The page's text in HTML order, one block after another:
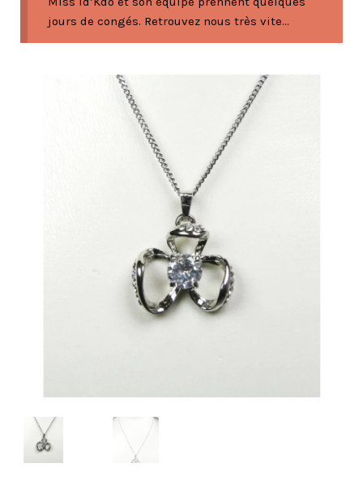
jours de congés. Retrouvez nous très vite...